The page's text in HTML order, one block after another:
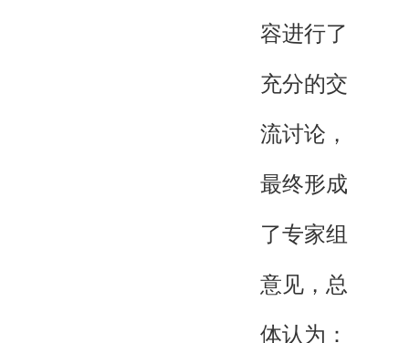
容进行了
充分的交
流讨论，
最终形成
了专家组
意见，总
体认为：